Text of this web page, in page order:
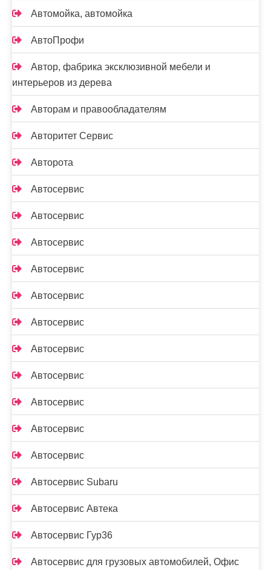
Автомойка, автомойка
АвтоПрофи
Автор, фабрика эксклюзивной мебели и
интерьеров из дерева
Авторам и правообладателям
Авторитет Сервис
Авторота
Автосервис
Автосервис
Автосервис
Автосервис
Автосервис
Автосервис
Автосервис
Автосервис
Автосервис
Автосервис
Автосервис
Автосервис Subaru
Автосервис Автека
Автосервис Гур36
Автосервис для грузовых автомобилей, Офис